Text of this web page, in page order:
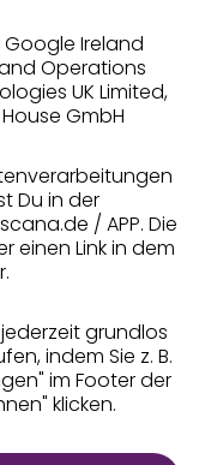
Ireland
Operations
UK Limited,
GmbH
Du in der
/ APP. Die
einen Link in dem
grundlos
indem Sie z. B.
im Footer der
klicken.